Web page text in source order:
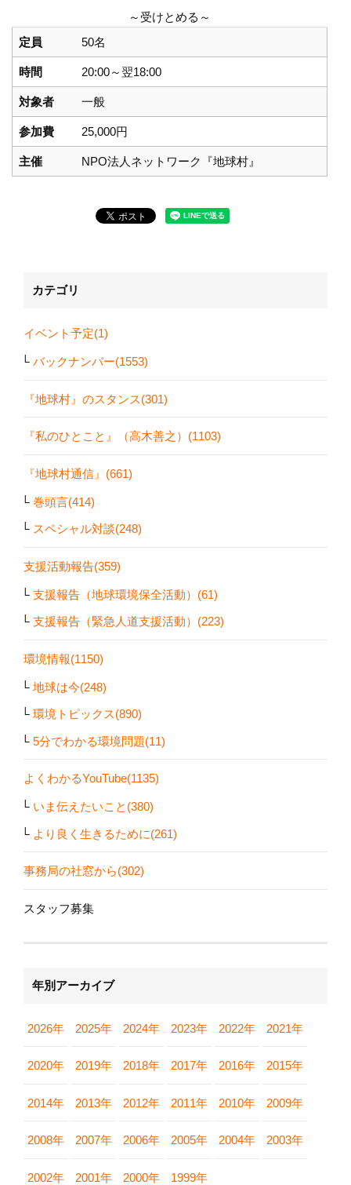
～受けとめる～
定員
50名
時間 20:00～翌18:00
対象者 一般
参加費 25,000円
主催 NPO法人ネットワーク『地球村』
カテゴリ
イベント予定(1)
バックナンバー(1553)
『地球村』のスタンス(301)
『私のひとこと』（高木善之）(1103)
『地球村通信』(661)
巻頭言(414)
スペシャル対談(248)
支援活動報告(359)
支援報告（地球環境保全活動）(61)
支援報告（緊急人道支援活動）(223)
環境情報(1150)
地球は今(248)
環境トピックス(890)
5分でわかる環境問題(11)
よくわかるYouTube(1135)
いま伝えたいこと(380)
より良く生きるために(261)
事務局の社窓から(302)
スタッフ募集
年別アーカイブ
2026年 2025年 2024年 2023年 2022年 2021年
2020年 2019年 2018年 2017年 2016年 2015年
2014年 2013年 2012年 2011年 2010年 2009年
2008年 2007年 2006年 2005年 2004年 2003年
2002年 2001年 2000年 1999年